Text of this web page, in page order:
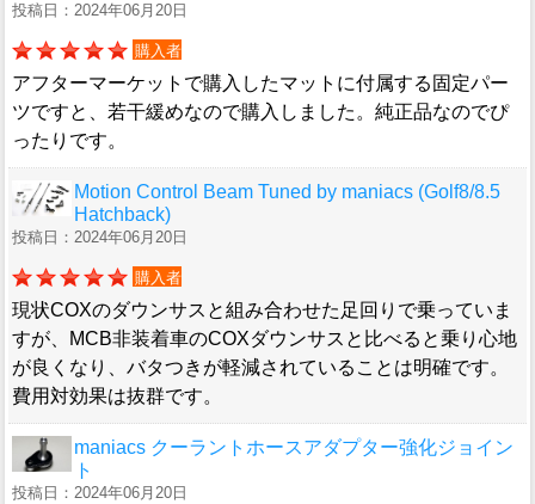
投稿日：2024年06月20日
購入者
アフターマーケットで購入したマットに付属する固定パー
ツですと、若干緩めなので購入しました。純正品なのでぴ
ったりです。
Motion Control Beam Tuned by maniacs (Golf8/8.5
Hatchback)
投稿日：2024年06月20日
購入者
現状COXのダウンサスと組み合わせた足回りで乗っていま
すが、MCB非装着車のCOXダウンサスと比べると乗り心地
が良くなり、バタつきが軽減されていることは明確です。
費用対効果は抜群です。
maniacs クーラントホースアダプター強化ジョイン
ト
投稿日：2024年06月20日